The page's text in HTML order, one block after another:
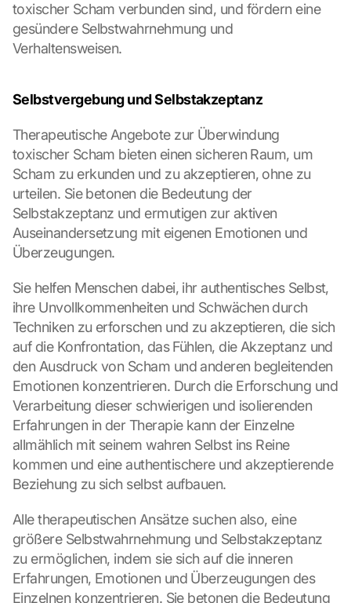
toxischer Scham verbunden sind, und fördern eine
gesündere Selbstwahrnehmung und
Verhaltensweisen.
Selbstvergebung und Selbstakzeptanz
Therapeutische Angebote zur Überwindung
toxischer Scham bieten einen sicheren Raum, um
Scham zu erkunden und zu akzeptieren, ohne zu
urteilen. Sie betonen die Bedeutung der
Selbstakzeptanz und ermutigen zur aktiven
Auseinandersetzung mit eigenen Emotionen und
Überzeugungen.
Sie helfen Menschen dabei, ihr authentisches Selbst,
ihre Unvollkommenheiten und Schwächen durch
Techniken zu erforschen und zu akzeptieren, die sich
auf die Konfrontation, das Fühlen, die Akzeptanz und
den Ausdruck von Scham und anderen begleitenden
Emotionen konzentrieren. Durch die Erforschung und
Verarbeitung dieser schwierigen und isolierenden
Erfahrungen in der Therapie kann der Einzelne
allmählich mit seinem wahren Selbst ins Reine
kommen und eine authentischere und akzeptierende
Beziehung zu sich selbst aufbauen.
Alle therapeutischen Ansätze suchen also, eine
größere Selbstwahrnehmung und Selbstakzeptanz
zu ermöglichen, indem sie sich auf die inneren
Erfahrungen, Emotionen und Überzeugungen des
Einzelnen konzentrieren. Sie betonen die Bedeutung